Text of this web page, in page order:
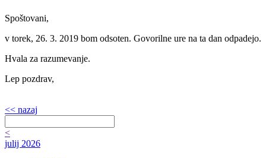
Spoštovani,
v torek, 26. 3. 2019 bom odsoten. Govorilne ure na ta dan odpadejo.
Hvala za razumevanje.
Lep pozdrav,
<< nazaj
<
julij 2026